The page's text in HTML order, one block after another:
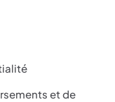
et de